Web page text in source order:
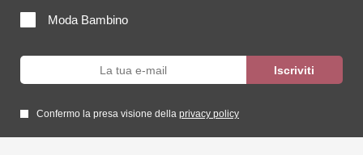
Moda Bambino
Confermo la presa visione della privacy policy